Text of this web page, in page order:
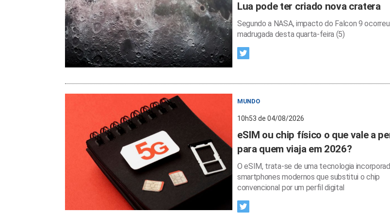
Lua pode ter criado nova cratera
Segundo a NASA, impacto do Falcon 9
madrugada desta quarta-feira (5)
MUNDO
10h53 de 04/08/2026
eSIM ou chip físico o que vale a
para quem viaja em 2026?
O eSIM, trata-se de uma tecnologia
smartphones modernos que substitui o chip
convencional por um perfil digital